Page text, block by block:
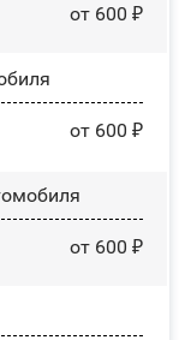
от 600 ₽
от 600 ₽
от 600 ₽